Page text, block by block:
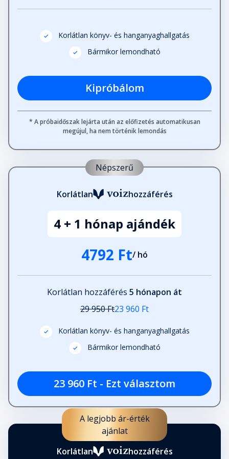
Fejezet hossza: 00:09:02
Korlátlan könyv- és hanganyaghallgatás
Bármikor lemondható
Kipróbálom
* A próbaidőszak lejárta után az előfizetés automatikusan
megújul, ha nem történik lemondás
Népszerű
Korlátlan hozzáférés
4 + 1 hónap ajándék
4792 Ft/ hó
Korlátlan hozzáférés 5 hónapon át
29 950 Ft23 960 Ft
Korlátlan könyv- és hanganyaghallgatás
Bármikor lemondható
23 960 Ft - Ezt választom
A legjobb ár-érték
ajánlat
Korlátlan
hozzáférés